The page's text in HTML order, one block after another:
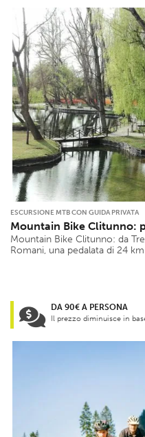
ESCURSIONE MTB CON GUIDA PRIVATA
Mountain Bike Clitunno:
Mountain Bike Clitunno: da
Romani, una pedalata di 24
DA 90€ A PERSONA
Il prezzo diminuisce in